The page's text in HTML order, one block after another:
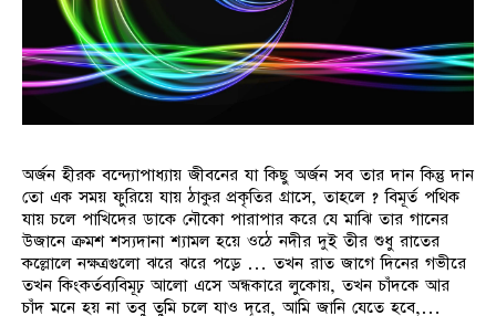
অর্জন হীরক বন্দ্যোপাধ্যায় জীবনের যা কিছু অর্জন সব তার দান কিন্তু দান
তো এক সময় ফুরিয়ে যায় ঠাকুর প্রকৃতির গ্রাসে, তাহলে ? বিমূর্ত পথিক
যায় চলে পাখিদের ডাকে নৌকো পারাপার করে যে মাঝি তার গানের
উজানে ক্রমশ শস্যদানা শ্যামল হয়ে ওঠে নদীর দুই তীর শুধু রাতের
কল্লোলে নক্ষত্রগুলো ঝরে ঝরে পড়ে … তখন রাত জাগে দিনের গভীরে
তখন কিংকর্তব্যবিমূঢ় আলো এসে অন্ধকারে লুকোয়, তখন চাঁদকে আর
চাঁদ মনে হয় না তবু তুমি চলে যাও দূরে, আমি জানি যেতে হবে,…